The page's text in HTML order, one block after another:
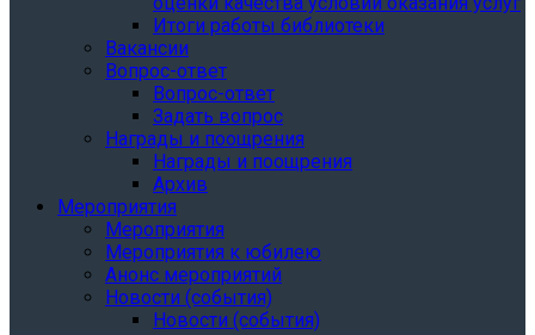
Итоги работы библиотеки
Вакансии
Вопрос-ответ
Вопрос-ответ
Задать вопрос
Награды и поощрения
Награды и поощрения
Архив
Мероприятия
Мероприятия
Мероприятия к юбилею
Анонс мероприятий
Новости (события)
Новости (события)